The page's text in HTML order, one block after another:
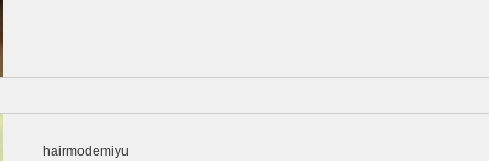
hairmodemiyu